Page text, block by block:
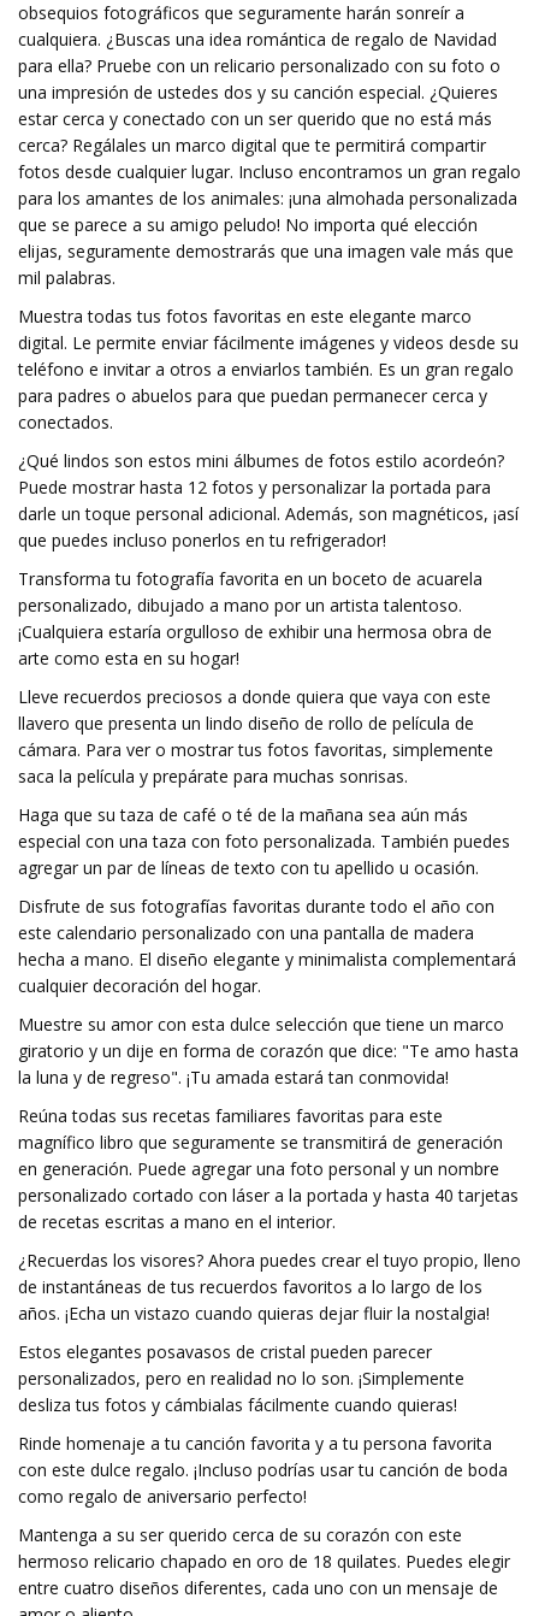
obsequios fotográficos que seguramente harán sonreír a
cualquiera. ¿Buscas una idea romántica de regalo de Navidad
para ella? Pruebe con un relicario personalizado con su foto o
una impresión de ustedes dos y su canción especial. ¿Quieres
estar cerca y conectado con un ser querido que no está más
cerca? Regálales un marco digital que te permitirá compartir
fotos desde cualquier lugar. Incluso encontramos un gran regalo
para los amantes de los animales: ¡una almohada personalizada
que se parece a su amigo peludo! No importa qué elección
elijas, seguramente demostrarás que una imagen vale más que
mil palabras.
Muestra todas tus fotos favoritas en este elegante marco
digital. Le permite enviar fácilmente imágenes y videos desde su
teléfono e invitar a otros a enviarlos también. Es un gran regalo
para padres o abuelos para que puedan permanecer cerca y
conectados.
¿Qué lindos son estos mini álbumes de fotos estilo acordeón?
Puede mostrar hasta 12 fotos y personalizar la portada para
darle un toque personal adicional. Además, son magnéticos, ¡así
que puedes incluso ponerlos en tu refrigerador!
Transforma tu fotografía favorita en un boceto de acuarela
personalizado, dibujado a mano por un artista talentoso.
¡Cualquiera estaría orgulloso de exhibir una hermosa obra de
arte como esta en su hogar!
Lleve recuerdos preciosos a donde quiera que vaya con este
llavero que presenta un lindo diseño de rollo de película de
cámara. Para ver o mostrar tus fotos favoritas, simplemente
saca la película y prepárate para muchas sonrisas.
Haga que su taza de café o té de la mañana sea aún más
especial con una taza con foto personalizada. También puedes
agregar un par de líneas de texto con tu apellido u ocasión.
Disfrute de sus fotografías favoritas durante todo el año con
este calendario personalizado con una pantalla de madera
hecha a mano. El diseño elegante y minimalista complementará
cualquier decoración del hogar.
Muestre su amor con esta dulce selección que tiene un marco
giratorio y un dije en forma de corazón que dice: "Te amo hasta
la luna y de regreso". ¡Tu amada estará tan conmovida!
Reúna todas sus recetas familiares favoritas para este
magnífico libro que seguramente se transmitirá de generación
en generación. Puede agregar una foto personal y un nombre
personalizado cortado con láser a la portada y hasta 40 tarjetas
de recetas escritas a mano en el interior.
¿Recuerdas los visores? Ahora puedes crear el tuyo propio, lleno
de instantáneas de tus recuerdos favoritos a lo largo de los
años. ¡Echa un vistazo cuando quieras dejar fluir la nostalgia!
Estos elegantes posavasos de cristal pueden parecer
personalizados, pero en realidad no lo son. ¡Simplemente
desliza tus fotos y cámbialas fácilmente cuando quieras!
Rinde homenaje a tu canción favorita y a tu persona favorita
con este dulce regalo. ¡Incluso podrías usar tu canción de boda
como regalo de aniversario perfecto!
Mantenga a su ser querido cerca de su corazón con este
hermoso relicario chapado en oro de 18 quilates. Puedes elegir
entre cuatro diseños diferentes, cada uno con un mensaje de